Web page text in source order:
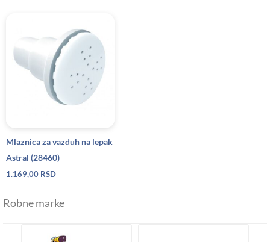
Mlaznica za vazduh na lepak
Astral (28460)
1.169,00 RSD
Robne marke